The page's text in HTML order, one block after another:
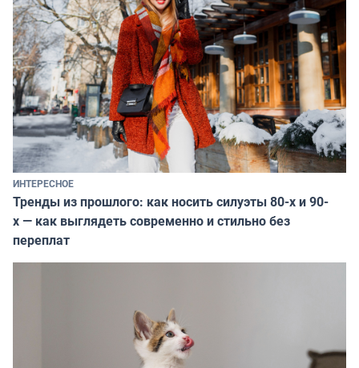
ИНТЕРЕСНОЕ
Тренды из прошлого: как носить силуэты 80-х и 90-
х — как выглядеть современно и стильно без
переплат